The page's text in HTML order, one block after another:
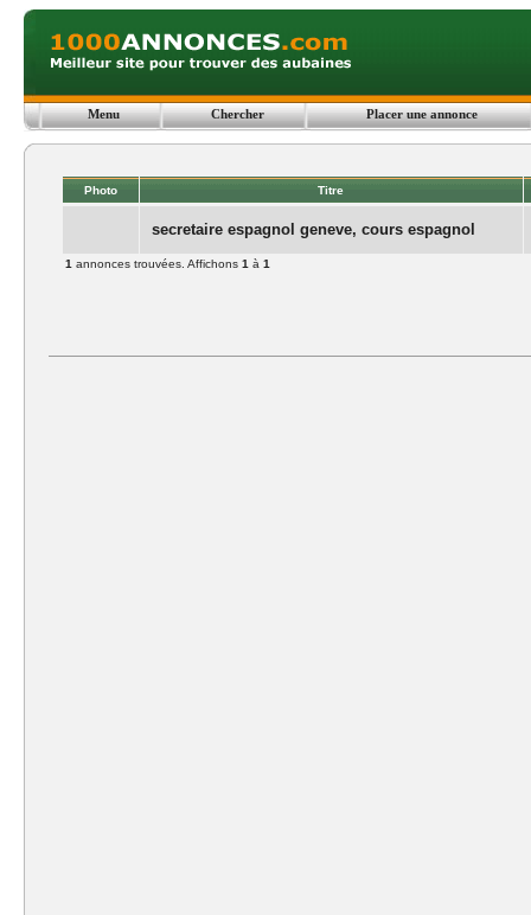
Menu Chercher Placer une annonce
Photo Titre
secretaire espagnol geneve, cours espagnol
1 annonces trouvées. Affichons 1 à 1